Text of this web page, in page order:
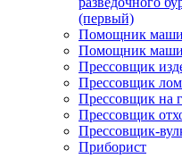
(первый)
Помощник
Помощник
Прессовщик
Прессовщик
Прессовщик на
Прессовщик
Прессовщик-
Приборист